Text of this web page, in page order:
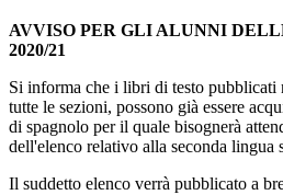
AVVISO PER GLI ALUNNI
2020/21
Si informa che i libri di testo
tutte le sezioni, possono già essere
di spagnolo per il quale bisognerà
dell'elenco relativo alla seconda lingua
Il suddetto elenco verrà pubblicato a